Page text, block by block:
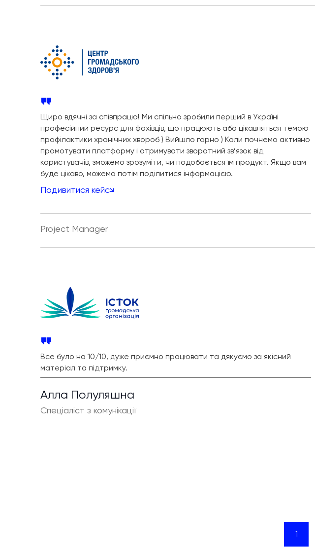
Щиро вдячні за співпрацю! Ми спільно зробили перший в Україні
професійний ресурс для фахівців, що працюють або цікавляться темою
профілактики хронічних хвороб ) Вийшло гарно ) Коли почнемо активно
промотувати платформу і отримувати зворотний зв’язок від
користувачів, зможемо зрозуміти, чи подобається їм продукт. Якщо вам
буде цікаво, можемо потім поділитися інформацією.
Подивитися кейс
Project Manager
Все було на 10/10, дуже приємно працювати та дякуємо за якісний
матеріал та підтримку.
Алла Полуляшна
Спеціаліст з комунікації
1